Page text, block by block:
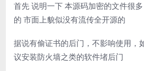
首先 说明一下 本源码加密的文件很
的 市面上貌似没有流传全开源的
据说有偷证书的后门，不影响使用，
议安装防火墙之类的软件堵后门